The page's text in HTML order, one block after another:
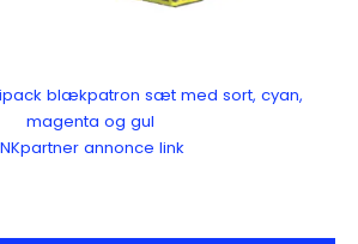
blækpatron sæt med sort, cyan,
magenta og gul
annonce link